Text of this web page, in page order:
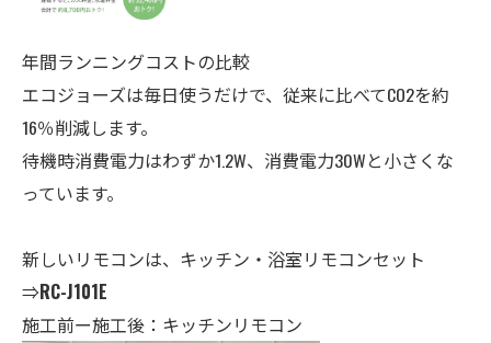
年間ランニングコストの比較
エコジョーズは毎日使うだけで、従来に比べてCO2を約
16％削減します。
待機時消費電力はわずか1.2W、消費電力30Wと小さくな
っています。
新しいリモコンは、キッチン・ 浴室リモコンセット
⇒RC-J101E
施工前ー施工後：キッチンリモコン